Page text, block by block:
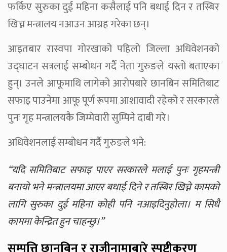
फर्किए सुरुका दुई महिना कसैलाई पनि बधाई दिन र तस्बिर
खिच्न मन्त्रालय नआउन आग्रह गरेका छन्।
आइतबार रास्वपा गोरखाको पहिलो जिल्ला अधिवेशनको
उद्घाटन सत्रलाई सम्बोधन गर्दै नेता गुरुङले यस्तो बताएका
हुन्। उनले आफूमाथि लागेको आरोपबारे छानबिन समितिबाट
सफाइ पाउनेमा आफू पूर्ण रूपमा आशावादी रहेको र सरकारले
पुनः गृह मन्त्रालयकै जिम्मेवारी सुम्पिने दाबी गरे।
अधिवेशनलाई सम्बोधन गर्दै गुरुङले भने:
“यदि समितिबाट सफाइ पाएर सरकारले मलाई पुनः गृहमन्त्री
बनायो भने मन्त्रालयमा आएर बधाई दिने र तस्बिर खिच्ने कामको
लागि सुरुका दुई महिना कोही पनि नआइदिनुहोला। म सिधै
काममा केन्द्रित हुन चाहन्छु।”